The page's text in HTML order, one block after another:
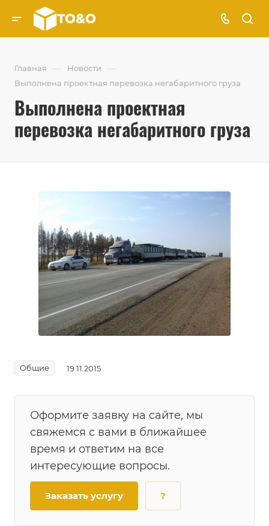
Главная — Новости —
Выполнена проектная перевозка негабаритного груза
Выполнена проектная
перевозка негабаритного груза
Общие 19.11.2015
Оформите заявку на сайте, мы
свяжемся с вами в ближайшее
время и ответим на все
интересующие вопросы.
Заказать услугу ?